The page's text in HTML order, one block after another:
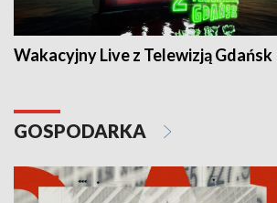
Wakacyjny Live z Telewizją Gdańsk
GOSPODARKA